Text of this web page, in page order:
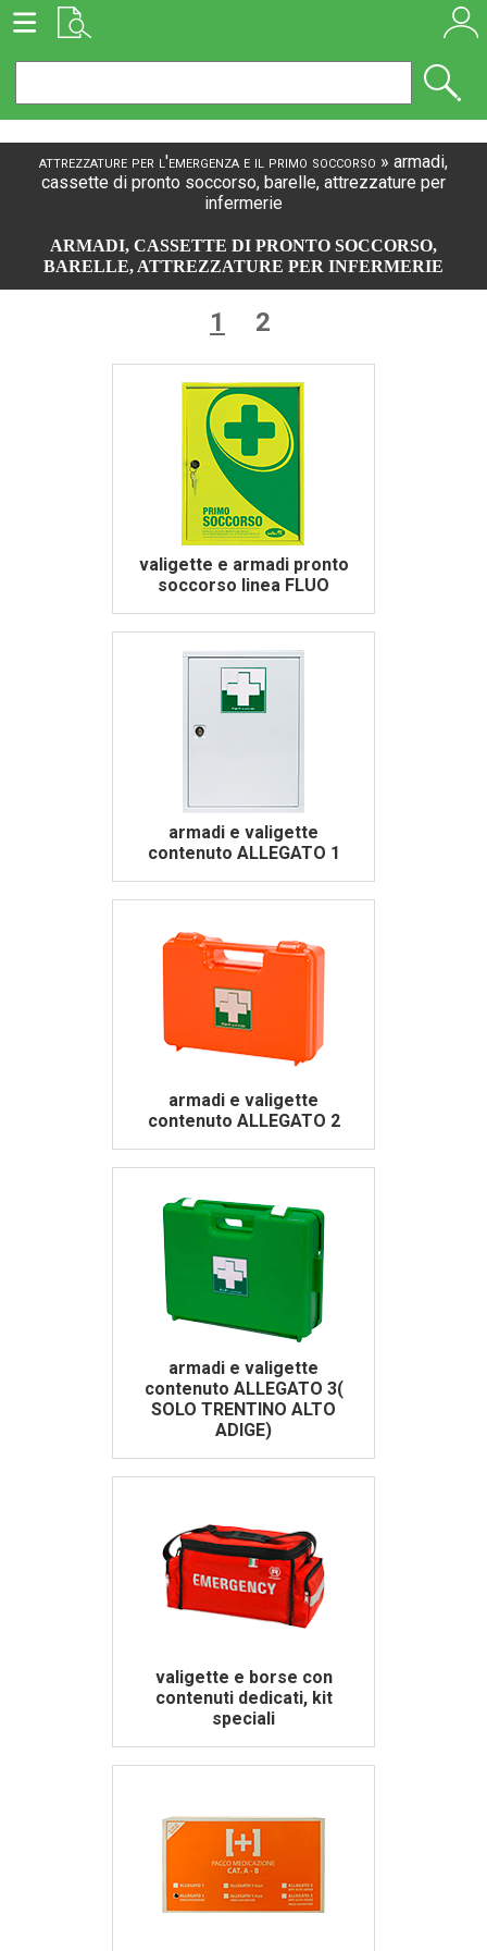
attrezzature per l'emergenza e il primo soccorso » armadi,
cassette di pronto soccorso, barelle, attrezzature per
infermerie
ARMADI, CASSETTE DI PRONTO SOCCORSO,
BARELLE, ATTREZZATURE PER INFERMERIE
1 2
valigette e armadi pronto
soccorso linea FLUO
armadi e valigette
contenuto ALLEGATO 1
armadi e valigette
contenuto ALLEGATO 2
armadi e valigette
contenuto ALLEGATO 3(
SOLO TRENTINO ALTO
ADIGE)
valigette e borse con
contenuti dedicati, kit
speciali